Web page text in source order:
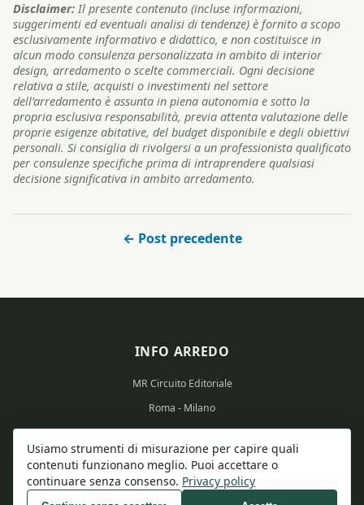
Disclaimer: Il presente contenuto (incluse informazioni,
suggerimenti ed eventuali analisi di tendenze) è fornito a scopo
esclusivamente informativo e didattico, e non costituisce in
alcun modo consulenza personalizzata in ambito di interior
design, arredamento o scelte commerciali. Ogni decisione
relativa a stile, acquisti o investimenti nel settore
dell’arredamento è assunta in piena autonomia e sotto la
propria esclusiva responsabilità, previa attenta valutazione delle
proprie esigenze abitative, del budget disponibile e degli obiettivi
personali. Si consiglia di rivolgersi a un professionista qualificato
per consulenze specifiche prima di intraprendere qualsiasi
decisione significativa in ambito arredamento.
← Post precedente
INFO ARREDO
MR Circuito Editoriale
Roma - Milano
Partita IVA: 15569351008
Usiamo strumenti di misurazione per capire quali
contenuti funzionano meglio. Puoi accettare o
continuare senza consenso. Privacy policy